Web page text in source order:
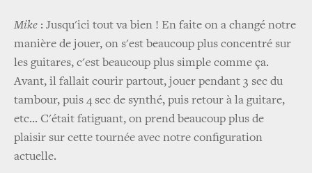
Mike : Jusqu'ici tout va bien ! En faite on a changé notre
manière de jouer, on s'est beaucoup plus concentré sur
les guitares, c'est beaucoup plus simple comme ça.
Avant, il fallait courir partout, jouer pendant 3 sec du
tambour, puis 4 sec de synthé, puis retour à la guitare,
etc... C'était fatiguant, on prend beaucoup plus de
plaisir sur cette tournée avec notre configuration
actuelle.